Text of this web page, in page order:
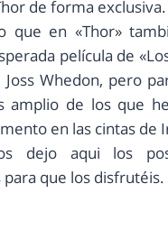
de forma exclusiva.
que en «Thor»
película de
Whedon, pero
amplio de los que
en las cintas de
dejo aqui los
que los disfrutéis.